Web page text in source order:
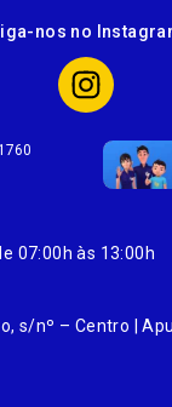
nos no
07:00h às 13:00h
s/nº – Centro |